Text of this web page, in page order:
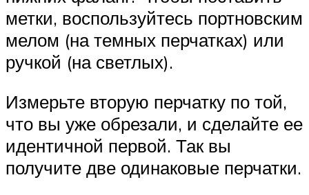
метки, воспользуйтесь портновским
мелом (на темных перчатках) или
ручкой (на светлых).
Измерьте вторую перчатку по той,
что вы уже обрезали, и сделайте ее
идентичной первой. Так вы
получите две одинаковые перчатки.